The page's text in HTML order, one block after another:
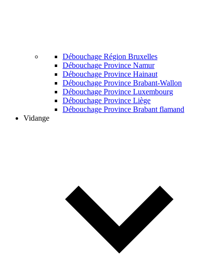
Débouchage Région Bruxelles
Débouchage Province Namur
Débouchage Province Hainaut
Débouchage Province Brabant-Wallon
Débouchage Province Luxembourg
Débouchage Province Liège
Débouchage Province Brabant flamand
Vidange